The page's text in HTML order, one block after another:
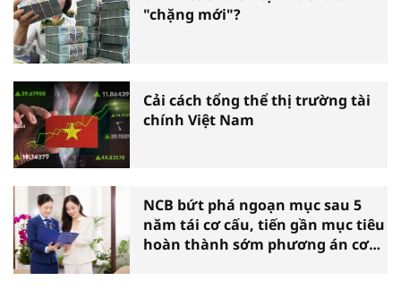
"chặng mới"?
Cải cách tổng thể thị trường tài
chính Việt Nam
NCB bứt phá ngoạn mục sau 5
năm tái cơ cấu, tiến gần mục tiêu
hoàn thành sớm phương án cơ